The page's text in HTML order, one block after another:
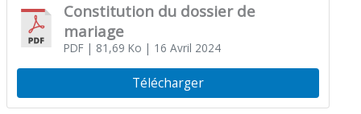
Constitution du dossier de
mariage
PDF| 81,69 Ko | 16 Avril 2024
Télécharger